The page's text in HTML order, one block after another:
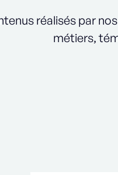
réalisés par
métiers,